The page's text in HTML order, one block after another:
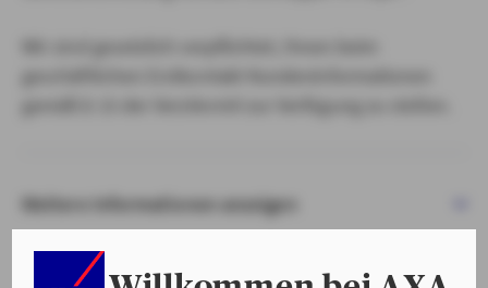
Weitere Informationen anzeigen